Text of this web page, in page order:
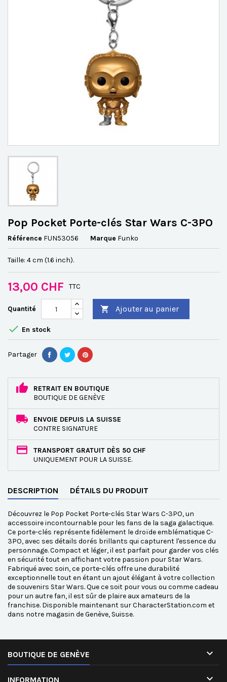
Pop Pocket Porte-clés Star Wars C-3PO
Référence FUN53056 Marque Funko
Taille: 4 cm (1.6 inch).
13,00 CHF TTC
Quantité  Ajouter au panier
 En stock
Partager
RETRAIT EN BOUTIQUE
BOUTIQUE DE GENÈVE
ENVOIE DEPUIS LA SUISSE
CONTRE SIGNATURE
TRANSPORT GRATUIT DÈS 50 CHF
UNIQUEMENT POUR LA SUISSE.
DESCRIPTION DÉTAILS DU PRODUIT
Découvrez le Pop Pocket Porte-clés Star Wars C-3PO, un
accessoire incontournable pour les fans de la saga galactique.
Ce porte-clés représente fidèlement le droïde emblématique C-
3PO, avec ses détails dorés brillants qui capturent l'essence du
personnage. Compact et léger, il est parfait pour garder vos clés
en sécurité tout en affichant votre passion pour Star Wars.
Fabriqué avec soin, ce porte-clés offre une durabilité
exceptionnelle tout en étant un ajout élégant à votre collection
de souvenirs Star Wars. Que ce soit pour vous ou comme cadeau
pour un autre fan, il est sûr de plaire aux amateurs de la
franchise. Disponible maintenant sur CharacterStation.com et
dans notre magasin de Genève, Suisse.
BOUTIQUE DE GENÈVE 
INFORMATION 